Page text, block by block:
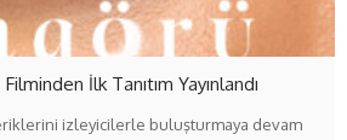
Filminden İlk Tanıtım Yayınlandı
izleyicilerle buluşturmaya devam